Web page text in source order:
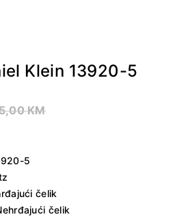
Klein 13920-5
KM
5
čelik
čelik